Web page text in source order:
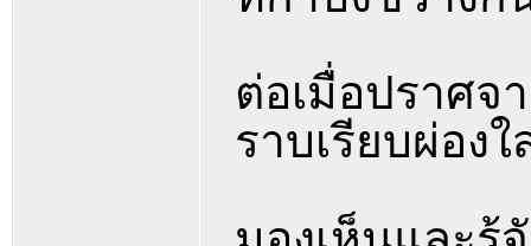
ต่อเมื่อปราศจ
ราบเรียบผ่องใ